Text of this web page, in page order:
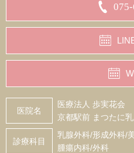
医院名
医療法人 歩実花会
京都駅前 まつたに
診療科目
乳腺外科/形成外科/
腫瘍内科/外科